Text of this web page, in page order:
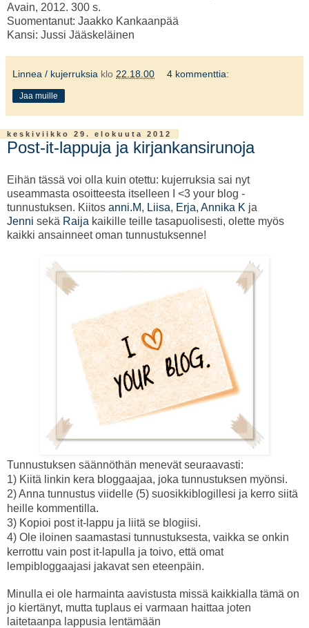
Avain, 2012. 300 s.
Suomentanut: Jaakko Kankaanpää
Kansi: Jussi Jääskeläinen
Linnea / kujerruksia klo 22.18.00 4 kommenttia:
Jaa muille
keskiviikko 29. elokuuta 2012
Post-it-lappuja ja kirjankansirunoja
Eihän tässä voi olla kuin otettu: kujerruksia sai nyt
useammasta osoitteesta itselleen I <3 your blog -
tunnustuksen. Kiitos anni.M, Liisa, Erja, Annika K ja
Jenni sekä Raija kaikille teille tasapuolisesti, olette myös
kaikki ansainneet oman tunnustuksenne!
Tunnustuksen säännöthän menevät seuraavasti:
1) Kiitä linkin kera bloggaajaa, joka tunnustuksen myönsi.
2) Anna tunnustus viidelle (5) suosikkiblogillesi ja kerro siitä
heille kommentilla.
3) Kopioi post it-lappu ja liitä se blogiisi.
4) Ole iloinen saamastasi tunnustuksesta, vaikka se onkin
kerrottu vain post it-lapulla ja toivo, että omat
lempibloggaajasi jakavat sen eteenpäin.
Minulla ei ole harmainta aavistusta missä kaikkialla tämä on
jo kiertänyt, mutta tuplaus ei varmaan haittaa joten
laitetaanpa lappusia lentämään